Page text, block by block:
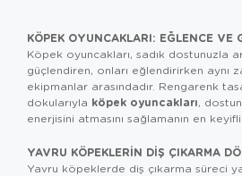
KÖPEK OYUNCAKLARI: EĞLENCE VE
Köpek oyuncakları, sadık dostunuzla
güçlendiren, onları eğlendirirken aynı
ekipmanlar arasındadır. Rengarenk
dokularıyla köpek oyuncakları,
enerjisini atmasını sağlamanın en
YAVRU KÖPEKLERIN DIŞ ÇIKARMA
Yavru köpeklerde diş çıkarma süreci